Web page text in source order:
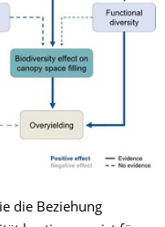
die Beziehung